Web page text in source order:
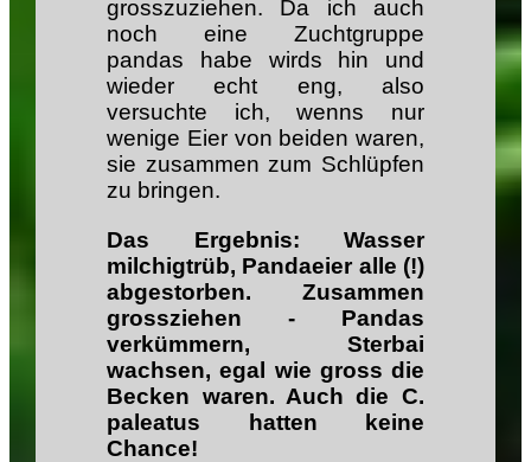
grosszuziehen. Da ich auch
noch eine Zuchtgruppe
pandas habe wirds hin und
wieder echt eng, also
versuchte ich, wenns nur
wenige Eier von beiden waren,
sie zusammen zum Schlüpfen
zu bringen.
Das Ergebnis: Wasser
milchigtrüb, Pandaeier alle (!)
abgestorben. Zusammen
grossziehen - Pandas
verkümmern, Sterbai
wachsen, egal wie gross die
Becken waren. Auch die C.
paleatus hatten keine
Chance!